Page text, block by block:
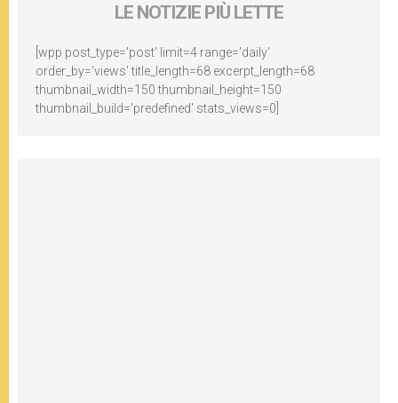
LE NOTIZIE PIÙ LETTE
[wpp post_type='post' limit=4 range='daily'
order_by='views' title_length=68 excerpt_length=68
thumbnail_width=150 thumbnail_height=150
thumbnail_build='predefined' stats_views=0]